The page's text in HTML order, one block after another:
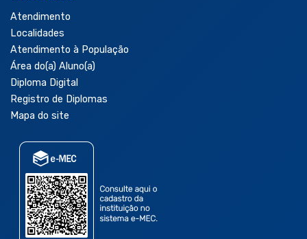
Atendimento
Localidades
Atendimento à População
Área do(a) Aluno(a)
Diploma Digital
Registro de Diplomas
Mapa do site